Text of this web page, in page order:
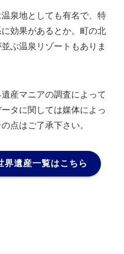
泉地としても有名で、特
効果があるとか。町の北
ぶ温泉リゾートもありま
産マニアの調査によって
タに関しては媒体によっ
点はご了承下さい。
界遺産一覧はこちら